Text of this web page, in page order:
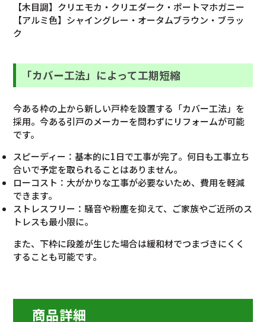
【木目調】クリエモカ・クリエダーク・ポートマホガニー
【アルミ色】シャイングレー・オータムブラウン・ブラッ
ク
「カバー工法」によって工期短縮
今ある枠の上から新しい戸枠を設置する「カバー工法」を
採用。今ある引戸のメーカーを問わずにリフォームが可能
です。
スピーディー：基本的に1日で工事が完了。何日も工事立ち
合いで予定を取られることはありません。
ローコスト：大がかりな工事が必要ないため、費用を軽減
できます。
ストレスフリー：騒音や粉塵を抑えて、ご家族やご近所のス
トレスも最小限に。
また、下枠に段差が生じた場合は緩和材でつまづきにくく
することも可能です。
商品詳細